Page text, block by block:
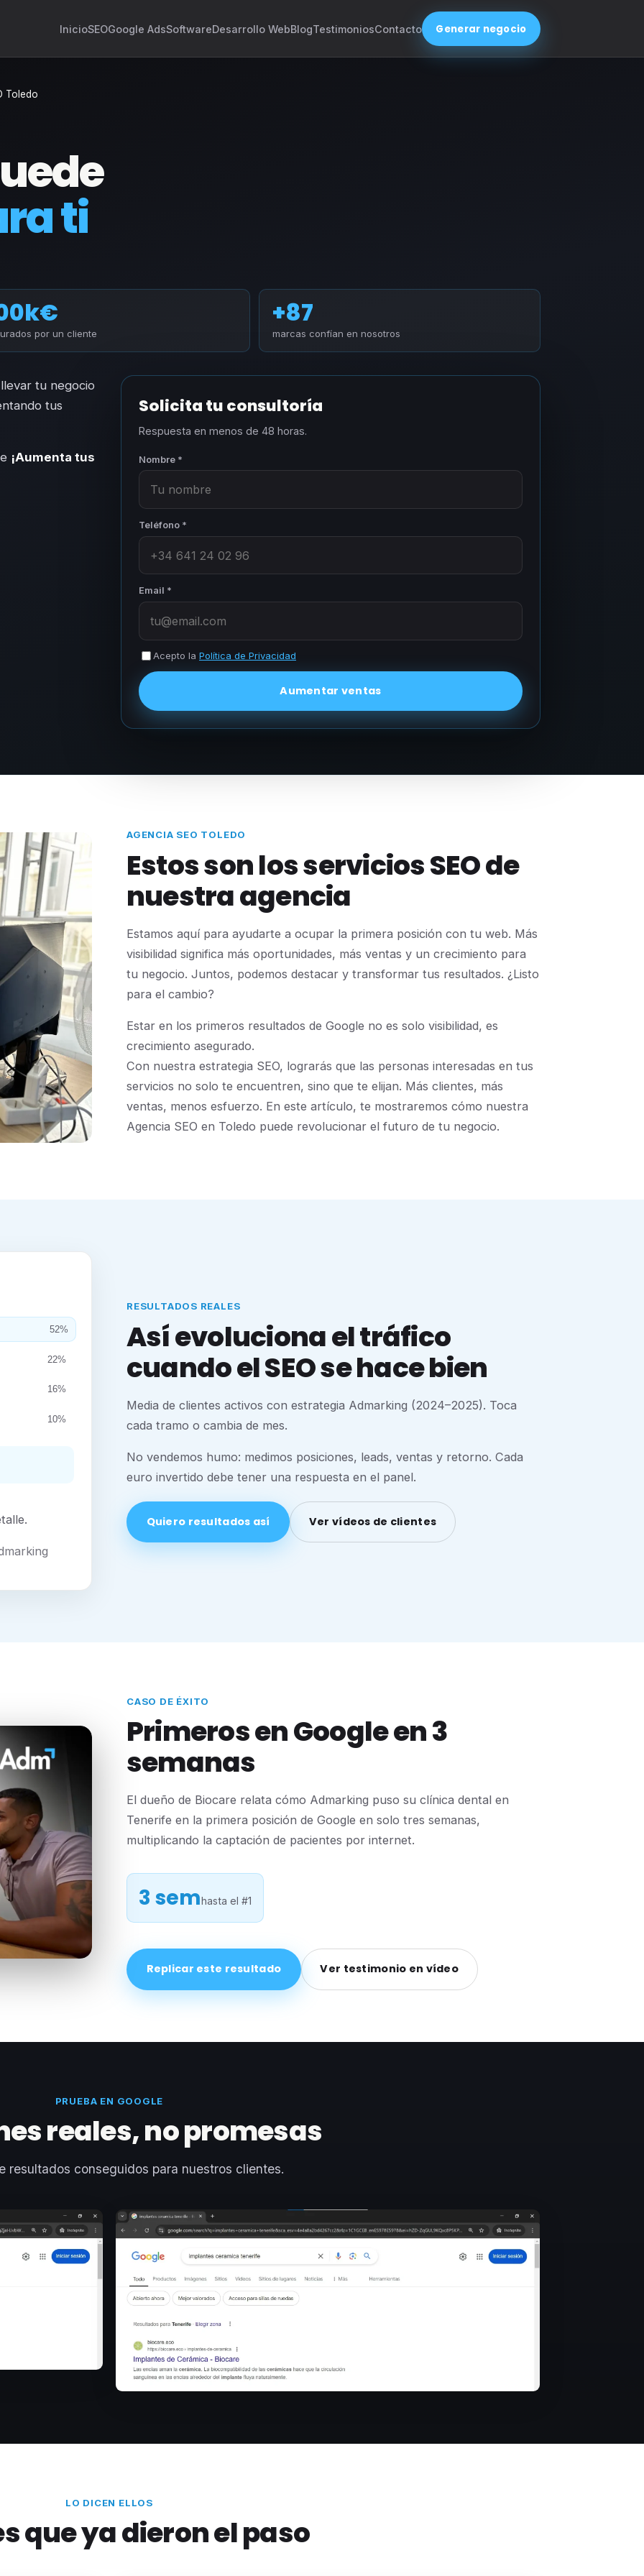
InicioSEOGoogle AdsSoftwareDesarrollo WebBlogTestimoniosContacto Generar negocio
Toledo
ti
por un cliente
+87
marcas confían en nosotros
tu negocio
tus
¡Aumenta tus
Solicita tu consultoría
Respuesta en menos de 48 horas.
Nombre *
Teléfono *
Email *
Acepto la Política de Privacidad
Aumentar ventas
AGENCIA SEO TOLEDO
Estos son los servicios SEO de
nuestra agencia
Estamos aquí para ayudarte a ocupar la primera posición con tu web. Más
visibilidad significa más oportunidades, más ventas y un crecimiento para
tu negocio. Juntos, podemos destacar y transformar tus resultados. ¿Listo
para el cambio?
Estar en los primeros resultados de Google no es solo visibilidad, es
crecimiento asegurado.
Con nuestra estrategia SEO, lograrás que las personas interesadas en tus
servicios no solo te encuentren, sino que te elijan. Más clientes, más
ventas, menos esfuerzo. En este artículo, te mostraremos cómo nuestra
Agencia SEO en Toledo puede revolucionar el futuro de tu negocio.
52%
22%
16%
10%
RESULTADOS REALES
Así evoluciona el tráfico
cuando el SEO se hace bien
Media de clientes activos con estrategia Admarking (2024–2025). Toca
cada tramo o cambia de mes.
No vendemos humo: medimos posiciones, leads, ventas y retorno. Cada
euro invertido debe tener una respuesta en el panel.
Quiero resultados así Ver vídeos de clientes
CASO DE ÉXITO
Primeros en Google en 3
semanas
El dueño de Biocare relata cómo Admarking puso su clínica dental en
Tenerife en la primera posición de Google en solo tres semanas,
multiplicando la captación de pacientes por internet.
3 semhasta el #1
Replicar este resultado Ver testimonio en vídeo
PRUEBA EN GOOGLE
reales, no promesas
resultados conseguidos para nuestros clientes.
LO DICEN ELLOS
que ya dieron el paso